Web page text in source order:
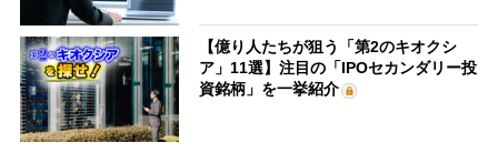
【億り人たちが狙う「第2のキオクシ
ア」11選】注目の「IPOセカンダリー投
資銘柄」を一挙紹介